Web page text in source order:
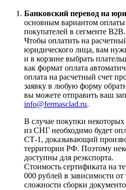
Банковский перевод на
основным вариантом
покупателей в сегменте B2B.
Чтобы оплатить на
юридического лица, вам
и в корзине выбрать
как формат оплата
оплата на расчетный счет
заявку в любую форму
вы можете отправить ваш
info@fermasclad.ru.
В случае покупки
из СНГ необходимо будет
СТ-1, доказывающий
территории РФ. Поэтому
доступны для реэкспорта.
Стоимость сертификата на
000 рублей в зависимости
сложности сборки